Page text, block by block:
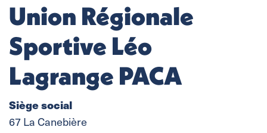
Union Régionale
Sportive Léo
Lagrange PACA
Siège social
67 La Canebière